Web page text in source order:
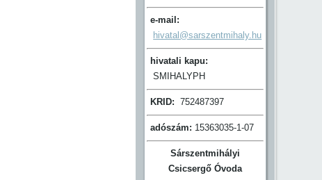
e-mail:
hivatal@sarszentmihaly.hu
hivatali kapu:
SMIHALYPH
KRID: 752487397
adószám: 15363035-1-07
Sárszentmihályi
Csicsergő Óvoda